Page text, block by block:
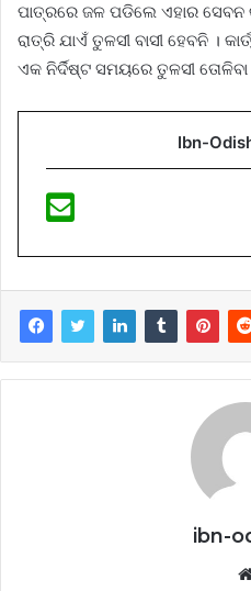
ପାତ୍ରରେ ଜଳ ପଡିଲେ ଏହାର ସେବନ
ରାତ୍ରି ଯାଏଁ ତୁଳସୀ ବାସୀ ହେବନି ।
ଏକ ନିର୍ଦିଷ୍ଟ ସମୟରେ ତୁଳସୀ
Ibn-
ibn-